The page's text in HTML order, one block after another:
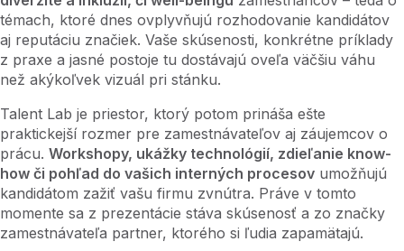
témach, ktoré dnes ovplyvňujú rozhodovanie kandidátov
aj reputáciu značiek. Vaše skúsenosti, konkrétne príklady
z praxe a jasné postoje tu dostávajú oveľa väčšiu váhu
než akýkoľvek vizuál pri stánku.
Talent Lab je priestor, ktorý potom prináša ešte
praktickejší rozmer pre zamestnávateľov aj záujemcov o
prácu. Workshopy, ukážky technológií, zdieľanie know-
how či pohľad do vašich interných procesov umožňujú
kandidátom zažiť vašu firmu zvnútra. Práve v tomto
momente sa z prezentácie stáva skúsenosť a zo značky
zamestnávateľa partner, ktorého si ľudia zapamätajú.